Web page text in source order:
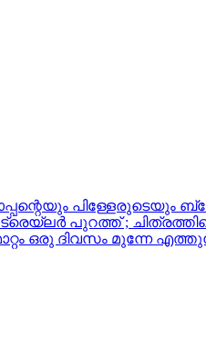
പിള്ളേരുടെയും
പുറത്ത് ; ചിത്രത്തിന്റെ
ഒരു ദിവസം മുന്നേ